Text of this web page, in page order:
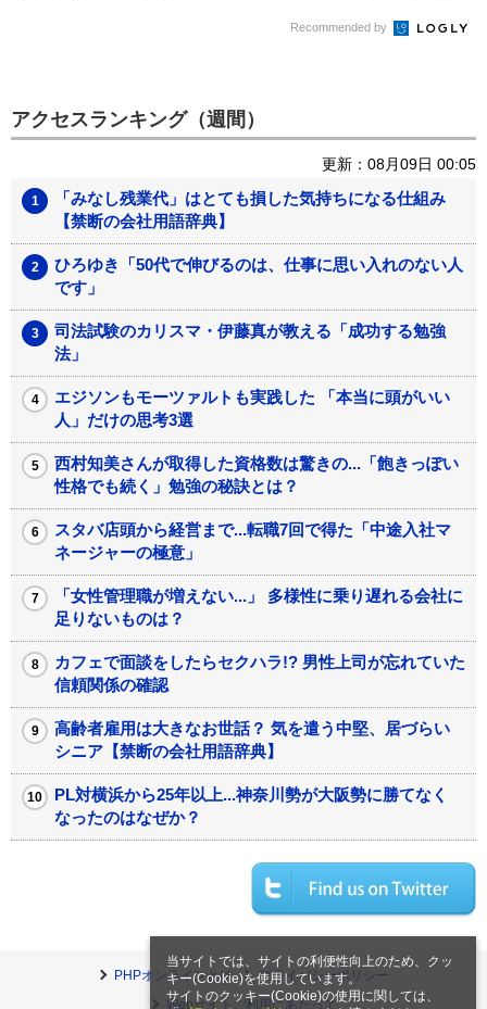
当サイトでは、サイトの利便性向上のため、クッ
キー(Cookie)を使用しています。
サイトのクッキー(Cookie)の使用に関しては、
Recommended by
アクセスランキング（週間）
更新：08月09日 00:05
「みなし残業代」はとても損した気持ちになる仕組み
【禁断の会社用語辞典】
ひろゆき「50代で伸びるのは、仕事に思い入れのない人
です」
司法試験のカリスマ・伊藤真が教える「成功する勉強
法」
エジソンもモーツァルトも実践した 「本当に頭がいい
人」だけの思考3選
西村知美さんが取得した資格数は驚きの...「飽きっぽい
性格でも続く」勉強の秘訣とは？
スタバ店頭から経営まで...転職7回で得た「中途入社マ
ネージャーの極意」
「女性管理職が増えない...」 多様性に乗り遅れる会社に
足りないものは？
カフェで面談をしたらセクハラ!? 男性上司が忘れていた
信頼関係の確認
高齢者雇用は大きなお世話？ 気を遣う中堅、居づらい
シニア【禁断の会社用語辞典】
PL対横浜から25年以上...神奈川勢が大阪勢に勝てなく
なったのはなぜか？
PHPオンラインとは
プライバシーポリシー
Webサイトご利用にあたって